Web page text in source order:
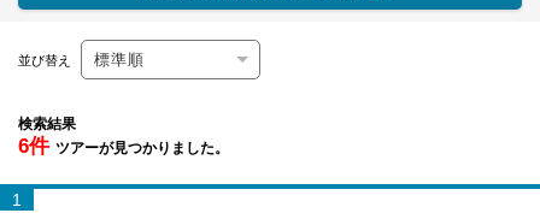
並び替え
検索結果
6件 ツアーが見つかりました。
1